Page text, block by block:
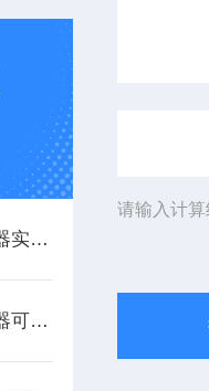
1756-L85E可编程逻辑控制器实操应用常见问题分析及解决方法探讨
1756-L85E可编程逻辑控制器可满足多行业自动化精准控制需求
请输入计